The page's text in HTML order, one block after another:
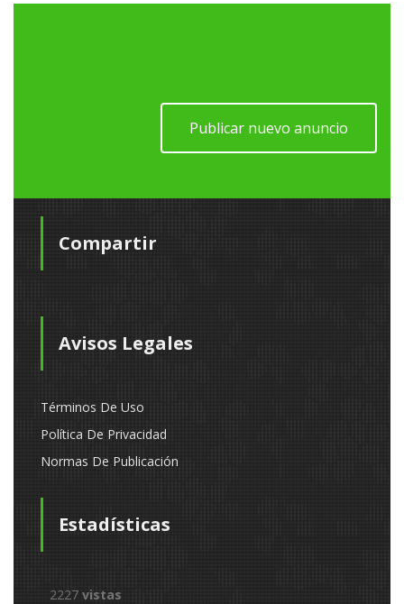
Publicar nuevo anuncio
Compartir
Avisos Legales
Términos De Uso
Política De Privacidad
Normas De Publicación
Estadísticas
2227 vistas